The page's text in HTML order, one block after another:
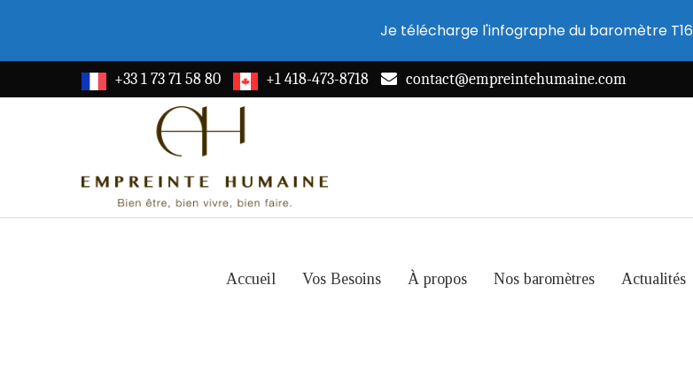
+33 1 73 71 58 80 +1 418-473-8718 contact@empreintehumaine.com
Accueil Vos Besoins À propos Nos baromètres Actualités
Je télécharge l'infographe du baromètre T16